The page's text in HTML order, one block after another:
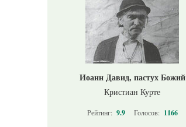
Иоанн Давид, пастух Божий
Кристиан Курте
Рейтинг: 9.9 Голосов: 1166